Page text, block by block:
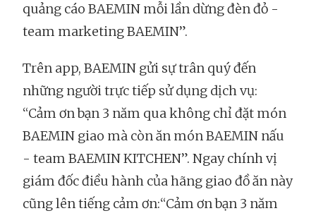
quảng cáo BAEMIN mỗi lần dừng đèn đỏ -
team marketing BAEMIN”.
Trên app, BAEMIN gửi sự trân quý đến
những người trực tiếp sử dụng dịch vụ:
“Cảm ơn bạn 3 năm qua không chỉ đặt món
BAEMIN giao mà còn ăn món BAEMIN nấu
- team BAEMIN KITCHEN”. Ngay chính vị
giám đốc điều hành của hãng giao đồ ăn này
cũng lên tiếng cảm ơn:“Cảm ơn bạn 3 năm